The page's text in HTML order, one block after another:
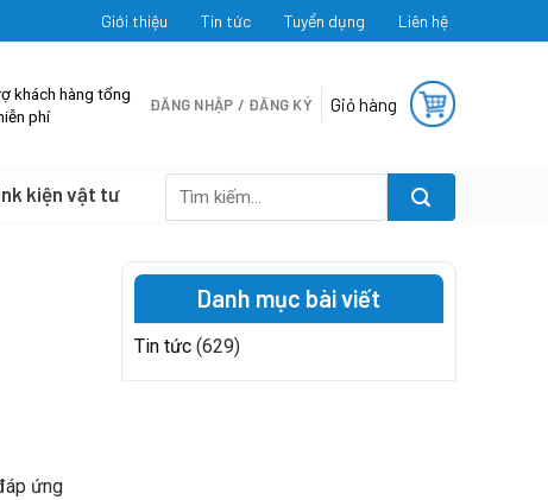
Giới thiệu Tin tức Tuyển dụng Liên hệ
khách hàng tổng
phí
ĐĂNG NHẬP / ĐĂNG KÝ Giỏ hàng
kiện vật tư Tìm
ứng
Danh mục bài viết
Tin tức(629)